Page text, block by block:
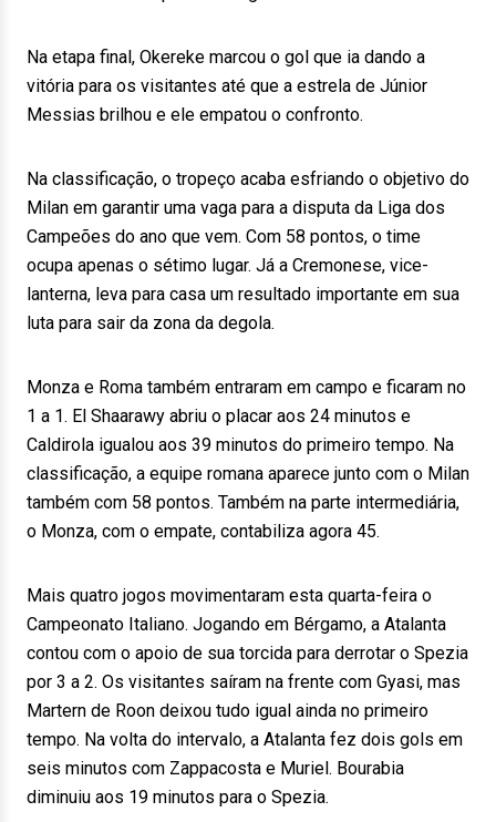
Na etapa final, Okereke marcou o gol que ia dando a
vitória para os visitantes até que a estrela de Júnior
Messias brilhou e ele empatou o confronto.
Na classificação, o tropeço acaba esfriando o objetivo do
Milan em garantir uma vaga para a disputa da Liga dos
Campeões do ano que vem. Com 58 pontos, o time
ocupa apenas o sétimo lugar. Já a Cremonese, vice-
lanterna, leva para casa um resultado importante em sua
luta para sair da zona da degola.
Monza e Roma também entraram em campo e ficaram no
1 a 1. El Shaarawy abriu o placar aos 24 minutos e
Caldirola igualou aos 39 minutos do primeiro tempo. Na
classificação, a equipe romana aparece junto com o Milan
também com 58 pontos. Também na parte intermediária,
o Monza, com o empate, contabiliza agora 45.
Mais quatro jogos movimentaram esta quarta-feira o
Campeonato Italiano. Jogando em Bérgamo, a Atalanta
contou com o apoio de sua torcida para derrotar o Spezia
por 3 a 2. Os visitantes saíram na frente com Gyasi, mas
Martern de Roon deixou tudo igual ainda no primeiro
tempo. Na volta do intervalo, a Atalanta fez dois gols em
seis minutos com Zappacosta e Muriel. Bourabia
diminuiu aos 19 minutos para o Spezia.